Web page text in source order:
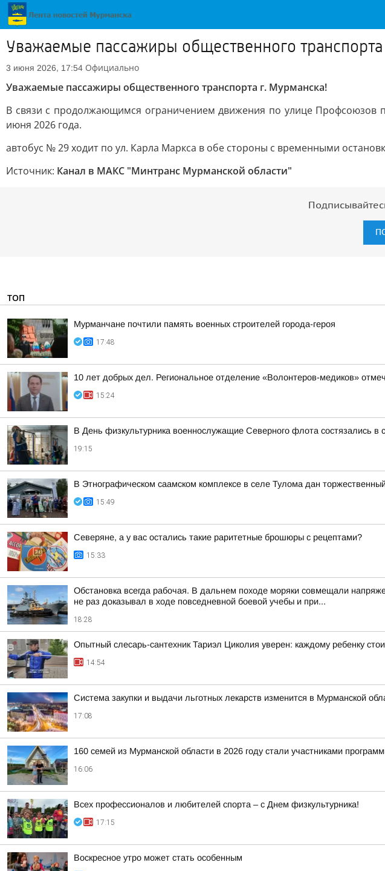
Уважаемые пассажиры общественного
3 июня 2026, 17:54 Официально
Уважаемые пассажиры общественного транспорта г. Мурманска!
В связи с продолжающимся ограничением движения по улице Профсоюзов
июня 2026 года.
автобус № 29 ходит по ул. Карла Маркса в обе стороны с временными
Источник: Канал в МАКС "Минтранс Мурманской области"
ТОП
Мурманчане почтили память военных строителей города-героя
17:48
10 лет добрых дел. Региональное отделение «Волонтеров-медиков»
15:24
В День физкультурника военнослужащие Северного флота состязались в
19:15
В Этнографическом саамском комплексе в селе Тулома дан
15:49
Северяне, а у вас остались такие раритетные брошюры с рецептами?
15:33
Обстановка всегда рабочая. В дальнем походе моряки совмещали
не раз доказывал в ходе повседневной боевой учебы и при...
18:28
Опытный слесарь-сантехник Тариэл Циколия уверен: каждому ребенку
14:54
Система закупки и выдачи льготных лекарств изменится в Мурманской
17:08
160 семей из Мурманской области в 2026 году стали участниками
16:06
Всех профессионалов и любителей спорта – с Днем физкультурника!
17:15
Воскресное утро может стать особенным